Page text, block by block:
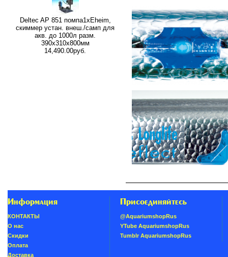
Deltec AP 851 помпа1xEheim,
скиммер устан. внеш./самп для
акв. до 1000л разм.
390х310х800мм
14,490.00руб.
Информация
КОНТАКТЫ
О нас
Скидки
Oплатa
Доставка
Присоединяйтесь
@AquariumshopRus
YTube AquariumshopRus
Tumblr AquariumshopRus